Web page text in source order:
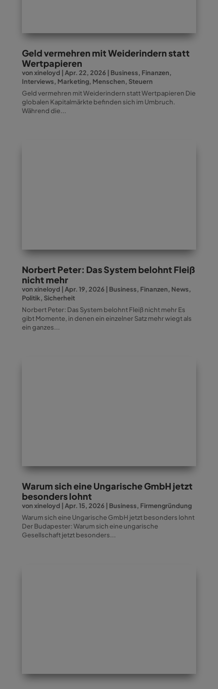
Geld vermehren mit Weiderindern statt
Wertpapieren
vonxineloyd Apr. 22, 2026 Business, Finanzen,
Interviews, Marketing, Menschen, Steuern
Geld vermehren mit Weiderindern statt Wertpapieren Die
globalen Kapitalmärkte befinden sich im Umbruch.
Während die...
Norbert Peter: Das System belohnt Fleiß
nicht mehr
vonxineloyd Apr. 19, 2026 Business, Finanzen, News,
Politik, Sicherheit
Norbert Peter: Das System belohnt Fleiß nicht mehr Es
gibt Momente, in denen ein einzelner Satz mehr wiegt als
ein ganzes...
Warum sich eine Ungarische GmbH jetzt
besonders lohnt
vonxineloyd Apr. 15, 2026 Business, Firmengründung
Warum sich eine Ungarische GmbH jetzt besonders lohnt
Der Budapester: Warum sich eine ungarische
Gesellschaft jetzt besonders...